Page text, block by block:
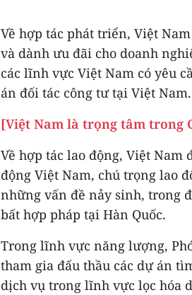
Về hợp tác phát triển, Việt
và dành ưu đãi cho doanh
các lĩnh vực Việt Nam có yêu
án đối tác công tư tại Việt Nam.
[Việt Nam là trọng tâm trong
Về hợp tác lao động, Việt
động Việt Nam, chú trọng lao
những vấn đề nảy sinh, trong
bất hợp pháp tại Hàn Quốc.
Trong lĩnh vực năng lượng,
tham gia đấu thầu các dự án
dịch vụ trong lĩnh vực lọc hóa